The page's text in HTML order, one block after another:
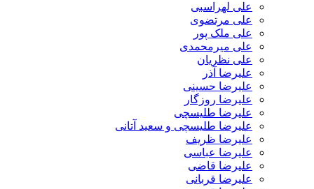
علی لهراسبی
علی مرتضوی
علی ملک پور
علی میرمحمدی
علی نظریان
علیرضا آذر
علیرضا حسینی
علیرضا روزگار
علیرضا طلیسچی
علیرضا طلیسچی و سعید آتانی
علیرضا ظریف
علیرضا عباسی
علیرضا قاضی
علیرضا قربانی